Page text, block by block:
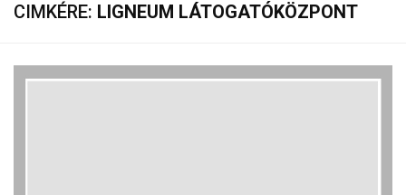
CIMKÉRE: LIGNEUM LÁTOGATÓKÖZPONT